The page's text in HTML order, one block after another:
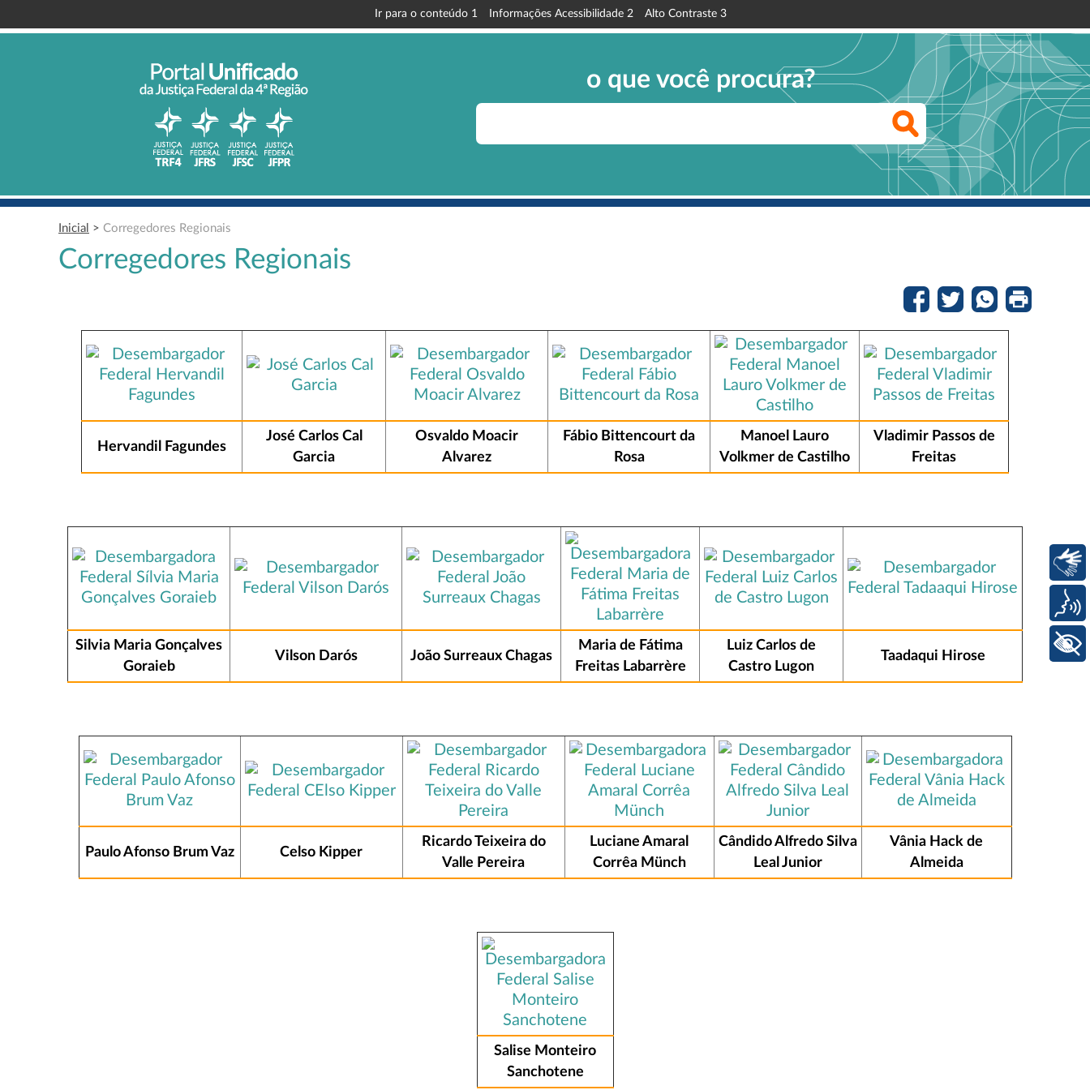
Ir para o conteúdo 1 Informações Acessibilidade 2 Alto Contraste 3
o que você procura?
Inicial > Corregedores Regionais
Corregedores Regionais
Hervandil Fagundes
José Carlos Cal
Garcia
Osvaldo Moacir
Alvarez
Fábio Bittencourt da
Rosa
Manoel Lauro
Volkmer de Castilho
Vladimir Passos de
Freitas
Silvia Maria Gonçalves
Goraieb
Vilson Darós João Surreaux Chagas
Maria de Fátima
Freitas Labarrère
Luiz Carlos de
Castro Lugon
Taadaqui Hirose
Paulo Afonso Brum Vaz Celso Kipper
Ricardo Teixeira do
Valle Pereira
Luciane Amaral
Corrêa Münch
Cândido Alfredo Silva
Leal Junior
Vânia Hack de
Almeida
Salise Monteiro
Sanchotene